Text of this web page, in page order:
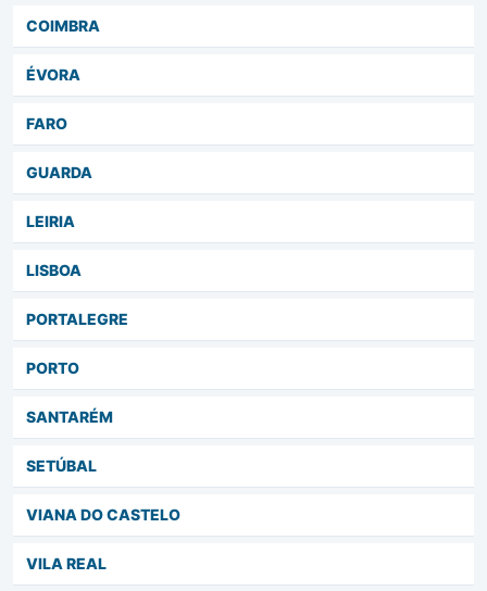
COIMBRA
ÉVORA
FARO
GUARDA
LEIRIA
LISBOA
PORTALEGRE
PORTO
SANTARÉM
SETÚBAL
VIANA DO CASTELO
VILA REAL